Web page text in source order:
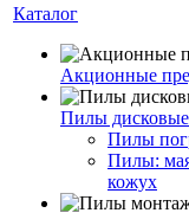
Каталог
Акционные
Пилы
Пилы
Пилы:
кожух